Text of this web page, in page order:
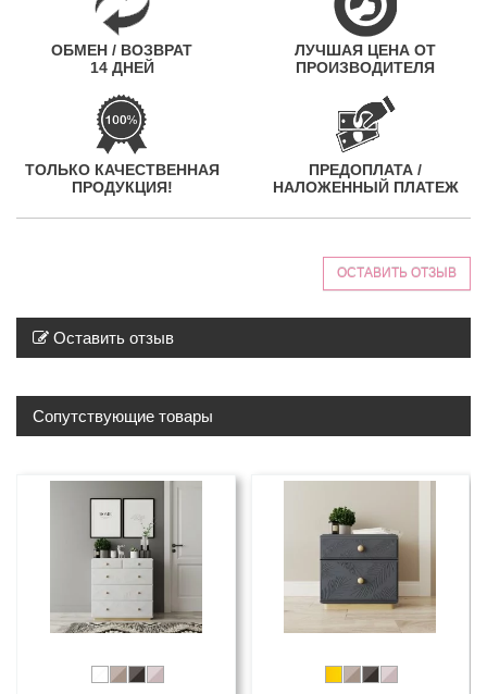
ОБМЕН / ВОЗВРАТ
14 ДНЕЙ
ЛУЧШАЯ ЦЕНА ОТ
ПРОИЗВОДИТЕЛЯ
ТОЛЬКО КАЧЕСТВЕННАЯ
ПРОДУКЦИЯ!
ПРЕДОПЛАТА /
НАЛОЖЕННЫЙ ПЛАТЕЖ
ОСТАВИТЬ ОТЗЫВ
Оставить отзыв
Сопутствующие товары